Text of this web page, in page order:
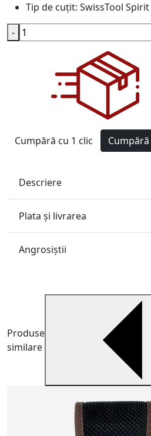
Tip de cuțit: SwissTool Spirit
-
Cumpără cu 1 clic Cumpără
Descriere
Plata și livrarea
Angrosiştii
Produse
similare